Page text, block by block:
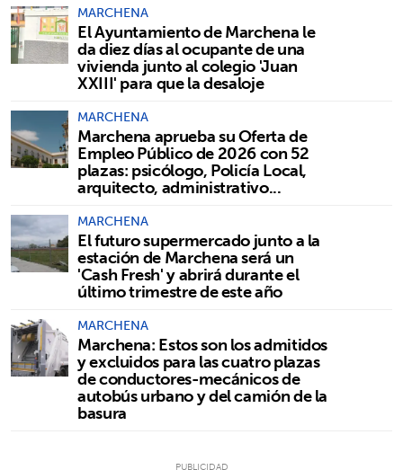
MARCHENA
El Ayuntamiento de Marchena le
da diez días al ocupante de una
vivienda junto al colegio 'Juan
XXIII' para que la desaloje
MARCHENA
Marchena aprueba su Oferta de
Empleo Público de 2026 con 52
plazas: psicólogo, Policía Local,
arquitecto, administrativo...
MARCHENA
El futuro supermercado junto a la
estación de Marchena será un
'Cash Fresh' y abrirá durante el
último trimestre de este año
MARCHENA
Marchena: Estos son los admitidos
y excluidos para las cuatro plazas
de conductores-mecánicos de
autobús urbano y del camión de la
basura